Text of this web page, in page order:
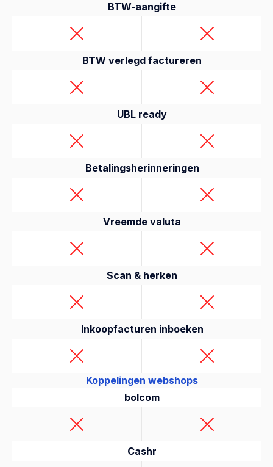
BTW-aangifte
BTW verlegd factureren
UBL ready
Betalingsherinneringen
Vreemde valuta
Scan & herken
Inkoopfacturen inboeken
Koppelingen webshops
bolcom
Cashr